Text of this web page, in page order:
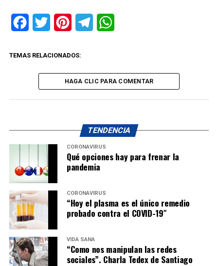
FacebookTwitter PinterestTelegram
TEMAS RELACIONADOS:
HAGA CLIC PARA COMENTAR
TENDENCIA
CORONAVIRUS
Qué opciones hay para frenar la
pandemia
CORONAVIRUS
“Hoy el plasma es el único remedio
probado contra el COVID-19″
VIDA SANA
“Como nos manipulan las redes
sociales”. Charla Tedex de Santiago